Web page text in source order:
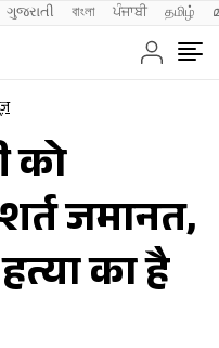
ગુજરાતી বাংলা ਪੰਜਾਬੀ தமிழ்
को
जमानत,
का है